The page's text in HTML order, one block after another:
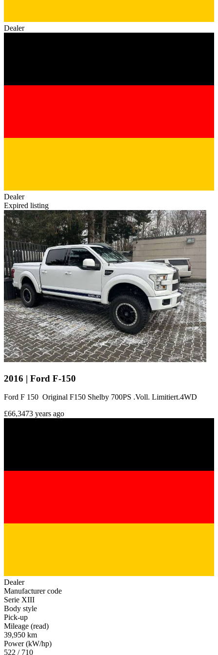
Dealer
Dealer
Expired listing
2016 | Ford F-150
Ford F 150 Original F150 Shelby 700PS .Voll. Limitiert.4WD
£66,3473 years ago
Dealer
Manufacturer code
Serie XIII
Body style
Pick-up
Mileage (read)
39,950 km
Power (kW/hp)
522 / 710